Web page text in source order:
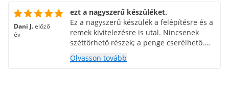
Dani J.előző
év
ezt a nagyszerű készüléket.
Ez a nagyszerű készülék a felépítésre és a
remek kivitelezésre is utal. Nincsenek
széttörhető részek; a penge cserélhető.
Kézi működtetéssel eggyel kevesebb
motorom van, ami eltörhet. A készülék
Olvasson tovább